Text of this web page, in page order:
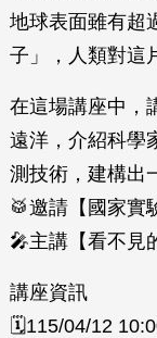
地球表面雖有超
子」，人類對這
在這場講座中，
遠洋，介紹科學
測技術，建構出
🥁邀請【國家實
🎤主講【看不見
講座資訊
🗓️115/04/12